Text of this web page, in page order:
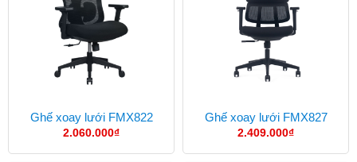
Ghế xoay lưới FMX822
2.060.000₫
Ghế xoay lưới FMX827
2.409.000₫